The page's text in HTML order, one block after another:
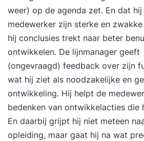
vakantie en verlof,
opleiding, functioneren en
werkoverleg, privacy en
behandelen we een casus: hoe
een concreet
bestuurder? Aan het eind van
uitleg over de Quickscan ‘OR &
organisatieveranderingen'. Dag
de quickscan met de groep,
zo mogelijk actiepunten en
weer) op de agenda zet. En dat
medewerker zijn sterke en
hij conclusies trekt naar beter
ontwikkelen. De lijnmanager geeft
(ongevraagd) feedback over zijn
wat hij ziet als noodzakelijke en
ontwikkeling. Hij helpt de
bedenken van ontwikkelacties die
En daarbij grijpt hij niet meteen
opleiding, maar gaat hij na wat